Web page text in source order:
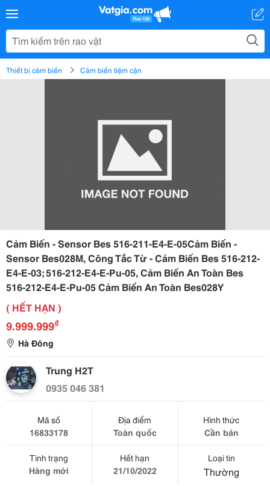
Thiết bị cảm biến Cảm biến tiệm cận
Cảm Biến - Sensor Bes 516-211-E4-E-05Cảm Biến -
Sensor Bes028M, Công Tắc Từ - Cảm Biến Bes 516-212-
E4-E-03; 516-212-E4-E-Pu-05, Cảm Biến An Toàn Bes
516-212-E4-E-Pu-05 Cảm Biến An Toàn Bes028Y
( HẾT HẠN )
9.999.999₫
Hà Đông
Trung H2T
0935 046 381
Mã số
16833178
Địa điểm
Toàn quốc
Hình thức
Cần bán
Tình trạng
Hàng mới
Hết hạn
21/10/2022
Loại tin
Thường